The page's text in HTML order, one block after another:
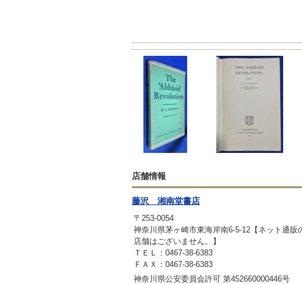
店舗情報
藤沢 湘南堂書店
〒253-0054
神奈川県茅ヶ崎市東海岸南6-5-12【ネット通販
店舗はございません。】
ＴＥＬ：0467-38-6383
ＦＡＸ：0467-38-6383
神奈川県公安委員会許可 第452660000446号